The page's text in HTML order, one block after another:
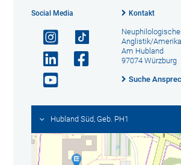
Social Media Kontakt
Anglistik/
Am Hubland
97074 Würzburg
Suche
Hubland Süd, Geb. PH1